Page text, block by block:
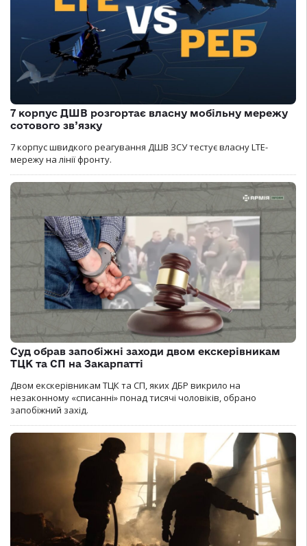
7 корпус ДШВ розгортає власну мобільну мережу
сотового зв’язку
7 корпус швидкого реагування ДШВ ЗСУ тестує власну LTE-
мережу на лінії фронту.
Суд обрав запобіжні заходи двом екскерівникам
ТЦК та СП на Закарпатті
Двом екскерівникам ТЦК та СП, яких ДБР викрило на
незаконному «списанні» понад тисячі чоловіків, обрано
запобіжний захід.